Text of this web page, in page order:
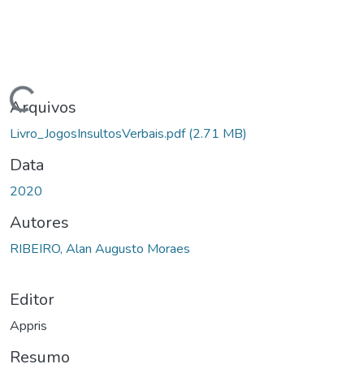
Carregando...
Arquivos
Livro_JogosInsultosVerbais.pdf(2.71 MB)
Data
2020
Autores
RIBEIRO, Alan Augusto Moraes
Editor
Appris
Resumo